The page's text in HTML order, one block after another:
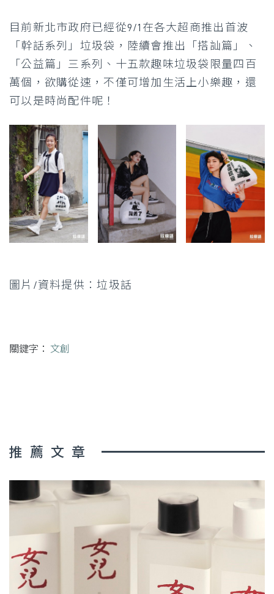
目前新北市政府已經從9/1在各大超商推出首波
「幹話系列」垃圾袋，陸續會推出「搭訕篇」、
「公益篇」三系列、十五款趣味垃圾袋限量四百
萬個，欲購從速，不僅可增加生活上小樂趣，還
可以是時尚配件呢！
圖片/資料提供：垃圾話
關鍵字： 文創
推薦文章